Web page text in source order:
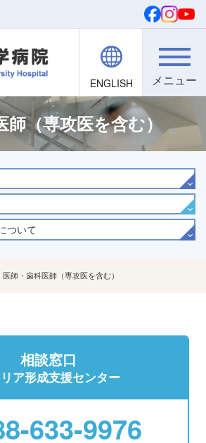
ご寄付
ENGLISH 検索
院内職員向け
文字・背景
師（専攻医を含む）
ついて
師・歯科医師（専攻医を含む）
相談窓口
ア形成支援センター
633-9976